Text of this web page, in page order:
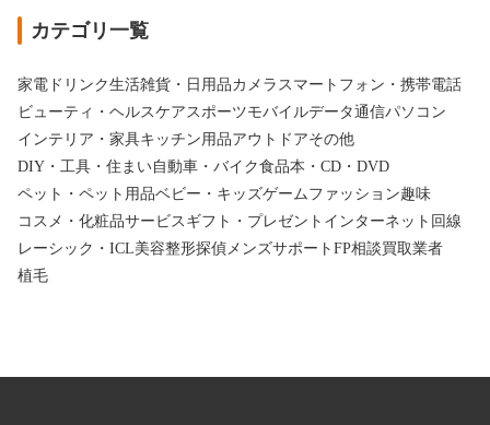
カテゴリ一覧
家電 ドリンク生活雑貨・日用品カメラ スマートフォン・携帯電話
ビューティ・ヘルスケア スポーツモバイルデータ通信パソコン
インテリア・家具キッチン用品アウトドアその他
DIY・工具・住まい自動車・バイク食品本・CD・DVD
ペット・ペット用品ベビー・キッズゲーム ファッション趣味
コスメ・化粧品サービス ギフト・プレゼント インターネット回線
レーシック・ICL美容整形探偵 メンズサポート FP相談買取業者
植毛